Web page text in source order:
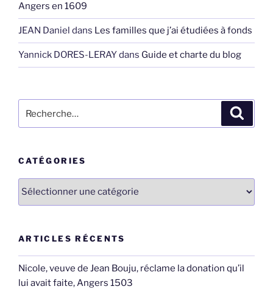
Angers en 1609
JEAN Daniel dans Les familles que j’ai étudiées à fonds
Yannick DORES-LERAYdans Guide et charte du blog
pour
CATÉGORIES
Catégories
ARTICLES RÉCENTS
Nicole, veuve de Jean Bouju, réclame la donation qu’il
lui avait faite, Angers 1503